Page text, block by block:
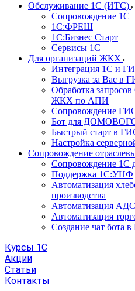
Обслуживание 1С (ИТС)
Сопровождение 1С
1С:ФРЕШ
1С:Бизнес Старт
Сервисы 1С
Для организаций ЖКХ
Интеграция 1С и
Выгрузка за Вас в
Обработка
ЖКХ по АПИ
Сопровождение
Бот для ДОМОВОГО
Быстрый старт в
Настройка
Сопровождение
Сопровождение 1С
Поддержка 1С:УНФ
Автоматизация
производства
Автоматизация
Автоматизация
Создание чат бота
Курсы 1С
Акции
Статьи
Контакты